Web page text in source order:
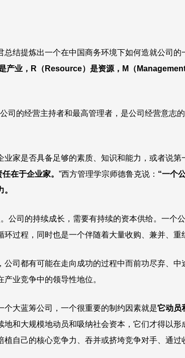
结提炼出一个在中国商务环境下如何造就公司的
业，R（Resource）是资源，M（Management
司的经营主持者和最高管理者，是公司经营意志
家是否具备足够的素质、知识和能力，或者说
在于企业家。 ”西方管理学宗师德鲁克说： “一个
公司的持续成长，需要有持续的资本供给。一个
环过程，同时也是一个伴随着大量收购、兼并、重
司都有可能在走向成功的过程中而前功尽弃、
业竞争中的领导性地位。
大蓝筹公司，一个很重要的制约因素就是它动员
和大规模地动员和吸纳社会资本，它们才得以
自己的核心竞争力、吞并或挤垮竞争对手、通过